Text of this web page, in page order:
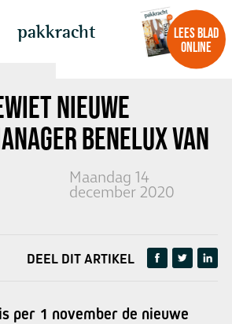
pakkracht
LEES BLAD
ONLINE
NIEUWE
BENELUX VAN
Maandag 14
december 2020
DEEL DIT ARTIKEL
per 1 november de nieuwe